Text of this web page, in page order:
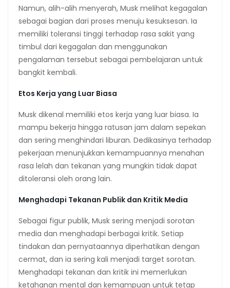
Namun, alih-alih menyerah, Musk melihat kegagalan
sebagai bagian dari proses menuju kesuksesan. Ia
memiliki toleransi tinggi terhadap rasa sakit yang
timbul dari kegagalan dan menggunakan
pengalaman tersebut sebagai pembelajaran untuk
bangkit kembali.
Etos Kerja yang Luar Biasa
Musk dikenal memiliki etos kerja yang luar biasa. Ia
mampu bekerja hingga ratusan jam dalam sepekan
dan sering menghindari liburan. Dedikasinya terhadap
pekerjaan menunjukkan kemampuannya menahan
rasa lelah dan tekanan yang mungkin tidak dapat
ditoleransi oleh orang lain.
Menghadapi Tekanan Publik dan Kritik Media
Sebagai figur publik, Musk sering menjadi sorotan
media dan menghadapi berbagai kritik. Setiap
tindakan dan pernyataannya diperhatikan dengan
cermat, dan ia sering kali menjadi target sorotan.
Menghadapi tekanan dan kritik ini memerlukan
ketahanan mental dan kemampuan untuk tetap